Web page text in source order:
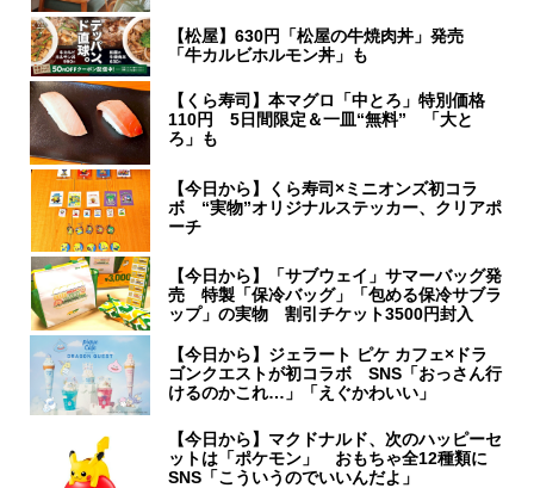
【松屋】630円「松屋の牛焼肉丼」発売
「牛カルビホルモン丼」も
【くら寿司】本マグロ「中とろ」特別価格
110円 5日間限定＆一皿“無料” 「大と
ろ」も
【今日から】くら寿司×ミニオンズ初コラ
ボ “実物”オリジナルステッカー、クリアポ
ーチ
【今日から】「サブウェイ」サマーバッグ発
売 特製「保冷バッグ」「包める保冷サブラ
ップ」の実物 割引チケット3500円封入
【今日から】ジェラート ピケ カフェ×ドラ
ゴンクエストが初コラボ SNS「おっさん行
けるのかこれ…」「えぐかわいい」
【今日から】マクドナルド、次のハッピーセ
ットは「ポケモン」 おもちゃ全12種類に
SNS「こういうのでいいんだよ」